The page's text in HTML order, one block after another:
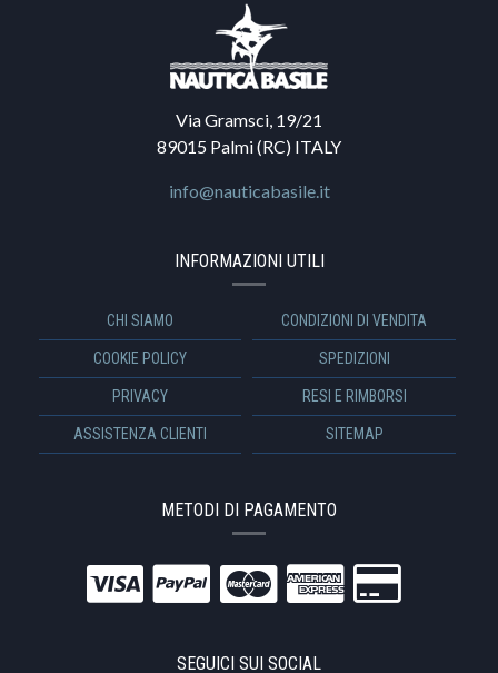
Via Gramsci, 19/21
89015 Palmi (RC) ITALY
info@nauticabasile.it
INFORMAZIONI UTILI
CHI SIAMO CONDIZIONI DI VENDITA
COOKIE POLICY SPEDIZIONI
PRIVACY RESI E RIMBORSI
ASSISTENZA CLIENTI SITEMAP
METODI DI PAGAMENTO
SEGUICI SUI SOCIAL